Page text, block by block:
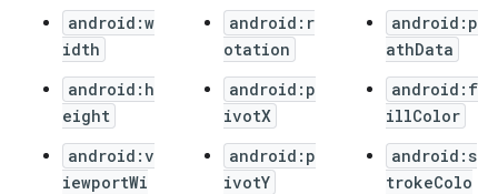
android:w
idth
android:h
eight
android:v
iewportWi
android:r
otation
android:p
ivotX
android:p
ivotY
android:p
athData
android:f
illColor
android:s
trokeColo